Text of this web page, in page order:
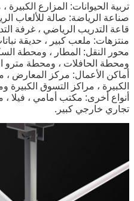
تربية الحيوانات: المزارع الكبيرة
صناعة الرياضة: صالة للألعاب
قاعة التدريب الرياضي ، غرفة
منتزهات: ملعب كبير ، حديقة
محور النقل: المطار ، ومحطة
ومحطة الحافلات ، ومحطة مترو
الكبيرة ، مراكز التسوق
أنواع أخرى: مكتب أمامي ،
تجاري خارجي كبير.